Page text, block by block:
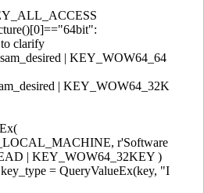
clarify
| KEY_WOW64_64
| KEY_WOW64_32K
r'Software
| KEY_WOW64_32KEY )
= QueryValueEx(key, "I